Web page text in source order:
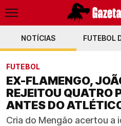
NOTÍCIAS FUTEBOL
FUTEBOL
EX-FLAMENGO,
REJEITOU QUATRO
ANTES DO
Cria do Mengão acertou a